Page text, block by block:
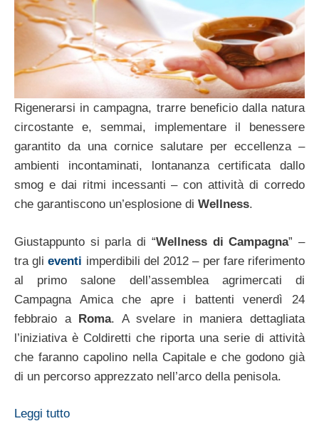
Rigenerarsi in campagna, trarre beneficio dalla natura
circostante e, semmai, implementare il benessere
garantito da una cornice salutare per eccellenza –
ambienti incontaminati, lontananza certificata dallo
smog e dai ritmi incessanti – con attività di corredo
che garantiscono un’esplosione di Wellness.
Giustappunto si parla di “Wellness di Campagna” –
tra glieventi imperdibili del 2012 – per fare riferimento
al primo salone dell’assemblea agrimercati di
Campagna Amica che apre i battenti venerdì 24
febbraio a Roma. A svelare in maniera dettagliata
l’iniziativa è Coldiretti che riporta una serie di attività
che faranno capolino nella Capitale e che godono già
di un percorso apprezzato nell’arco della penisola.
Leggi tutto